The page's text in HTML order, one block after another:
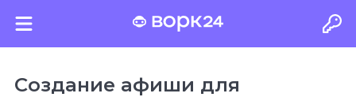
Создание афиши для